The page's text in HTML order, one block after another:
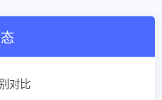
对比